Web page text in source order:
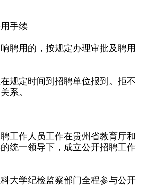
手续
用的，按规定办理审批及聘用
定时间到招聘单位报到。拒不
系。
作人员工作在贵州省教育厅和
统一领导下，成立公开招聘工作
学纪检监察部门全程参与公开